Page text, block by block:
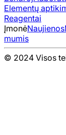
Elementų
Reagentai
ĮmonėNaujienos
mumis
© 2024 Visos